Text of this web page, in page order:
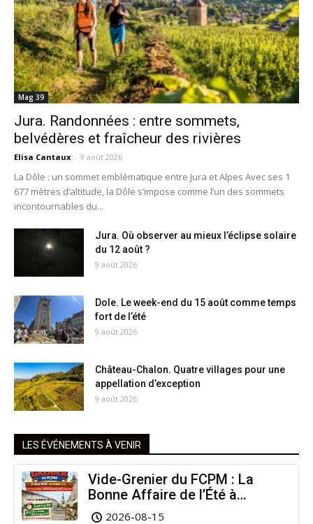
Mag 39
Jura. Randonnées : entre sommets,
belvédères et fraîcheur des rivières
Elisa Cantaux - 9 août 2026
La Dôle : un sommet emblématique entre Jura et Alpes Avec ses 1
677 mètres d’altitude, la Dôle s’impose comme l’un des sommets
incontournables du...
Jura. Où observer au mieux l’éclipse solaire
du 12 août ?
9 août 2026
Dole. Le week-end du 15 août comme temps
fort de l’été
9 août 2026
Château-Chalon. Quatre villages pour une
appellation d’exception
9 août 2026
LES ÉVÉNEMENTS À VENIR
Vide-Grenier du FCPM : La
Bonne Affaire de l’Été à
Arinthod !
2026-08-15